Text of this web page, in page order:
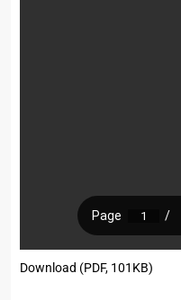
Download (PDF, 101KB)